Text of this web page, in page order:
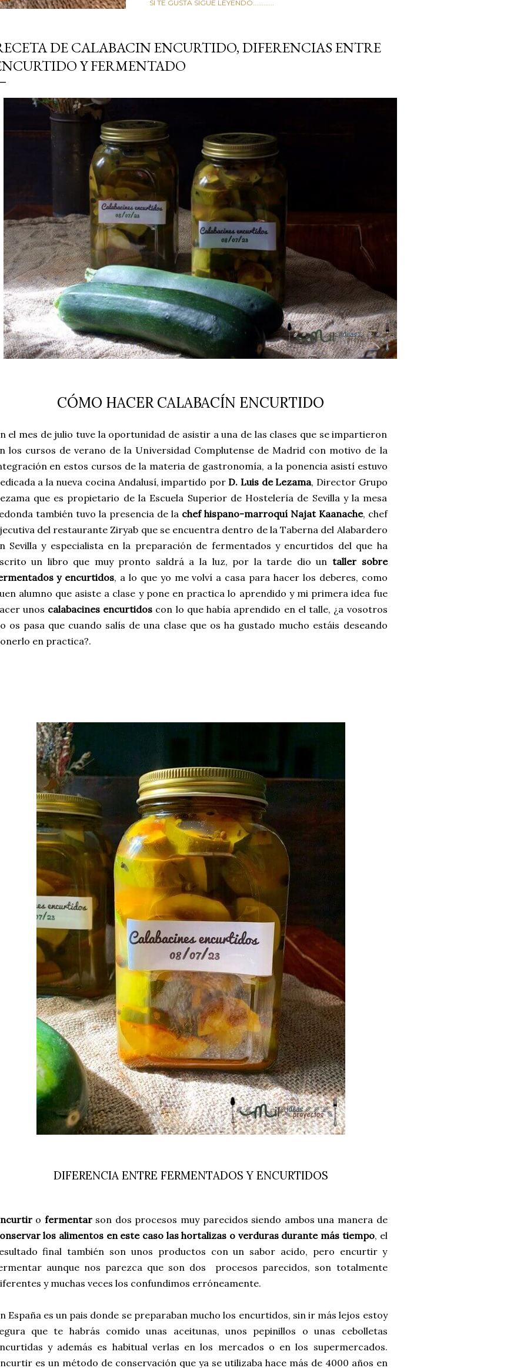
tradicionales y copiosos de invierno. Con esta receta
simple pero revolucionaria, transformaremos un
SI TE GUSTA SIGUE LEYENDO............
DE CALABACIN ENCURTIDO, DIFERENCIAS ENTRE
Y FERMENTADO
CÓMO HACER CALABACÍN ENCURTIDO
el mes de julio tuve la oportunidad de asistir a una de las clases que se impartieron
los cursos de verano de la Universidad Complutense de Madrid con motivo de la
en estos cursos de la materia de gastronomía, a la ponencia asistí estuvo
a la nueva cocina Andalusí, impartido porD. Luis de Lezama, Director Grupo
que es propietario de la Escuela Superior de Hostelería de Sevilla y la mesa
también tuvo la presencia de la chef hispano-marroquí Najat Kaanache, chef
del restaurante Ziryab que se encuentra dentro de la Taberna del Alabardero
Sevilla y especialista en la preparación de fermentados y encurtidos del que ha
un libro que muy pronto saldrá a la luz, por la tarde dio un taller sobre
y encurtidos, a lo que yo me volví a casa para hacer los deberes, como
alumno que asiste a clase y pone en practica lo aprendido y mi primera idea fue
unos calabacines encurtidos con lo que había aprendido en el talle, ¿a vosotros
os pasa que cuando salís de una clase que os ha gustado mucho estáis deseando
en practica?.
DIFERENCIA ENTRE FERMENTADOS Y ENCURTIDOS
o fermentarson dos procesos muy parecidos siendo ambos una manera de
los alimentos en este caso las hortalizas o verduras durante más tiempo, el
final también son unos productos con un sabor acido, pero encurtir y
aunque nos parezca que son dos procesos parecidos, son totalmente
y muchas veces los confundimos erróneamente.
España es un pais donde se preparaban mucho los encurtidos, sin ir más lejos estoy
que te habrás comido unas aceitunas, unos pepinillos o unas cebolletas
y además es habitual verlas en los mercados o en los supermercados.
es un método de conservación que ya se utilizaba hace más de 4000 años en